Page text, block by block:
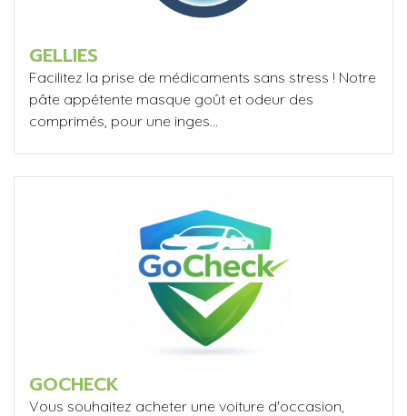
GELLIES
Facilitez la prise de médicaments sans stress ! Notre
pâte appétente masque goût et odeur des
comprimés, pour une inges...
GOCHECK
Vous souhaitez acheter une voiture d'occasion,